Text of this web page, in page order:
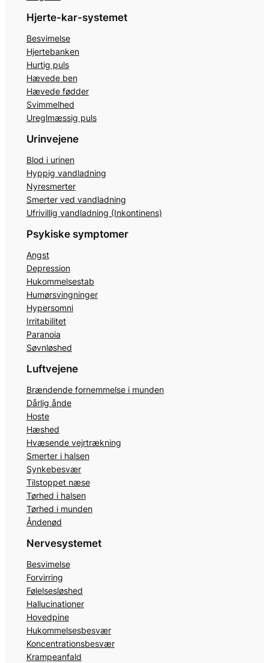
Hjerte-kar-systemet
Besvimelse
Hjertebanken
Hurtig puls
Hævede ben
Hævede fødder
Svimmelhed
Ureglmæssig puls
Urinvejene
Blod i urinen
Hyppig vandladning
Nyresmerter
Smerter ved vandladning
Ufrivillig vandladning (Inkontinens)
Psykiske symptomer
Angst
Depression
Hukommelsestab
Humørsvingninger
Hypersomni
Irritabilitet
Paranoia
Søvnløshed
Luftvejene
Brændende fornemmelse i munden
Dårlig ånde
Hoste
Hæshed
Hvæsende vejrtrækning
Smerter i halsen
Synkebesvær
Tilstoppet næse
Tørhed i halsen
Tørhed i munden
Åndenød
Nervesystemet
Besvimelse
Forvirring
Følelsesløshed
Hallucinationer
Hovedpine
Hukommelsesbesvær
Koncentrationsbesvær
Krampeanfald